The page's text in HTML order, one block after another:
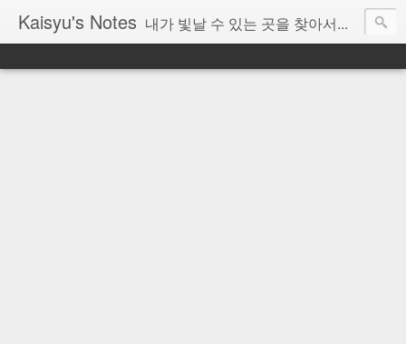
Kaisyu's Notes 내가 빛날 수 있는 곳을 찾아서...